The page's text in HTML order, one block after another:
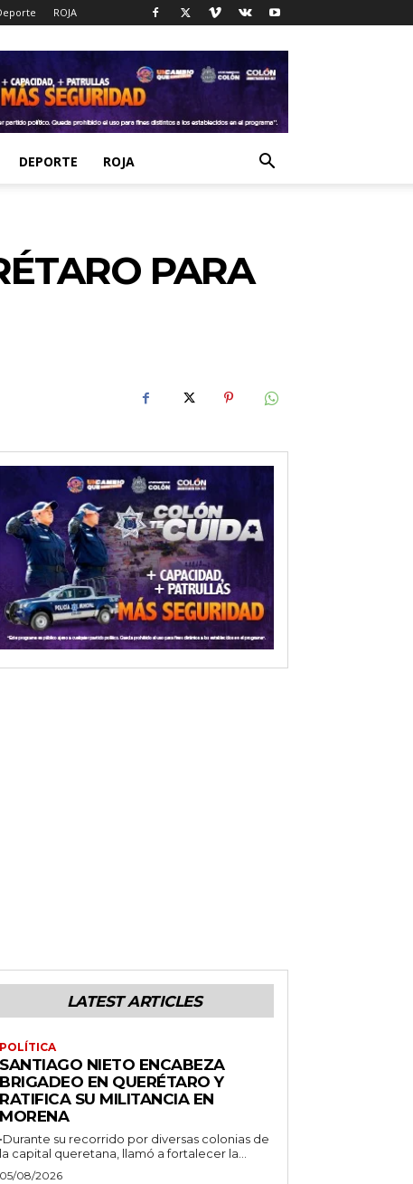
ROJA
DEPORTE ROJA
PARA
LATEST ARTICLES
POLÍTICA
SANTIAGO NIETO ENCABEZA
BRIGADEO EN QUERÉTARO Y
RATIFICA SU MILITANCIA EN
MORENA
•Durante su recorrido por diversas colonias de
la capital queretana, llamó a fortalecer la...
05/08/2026